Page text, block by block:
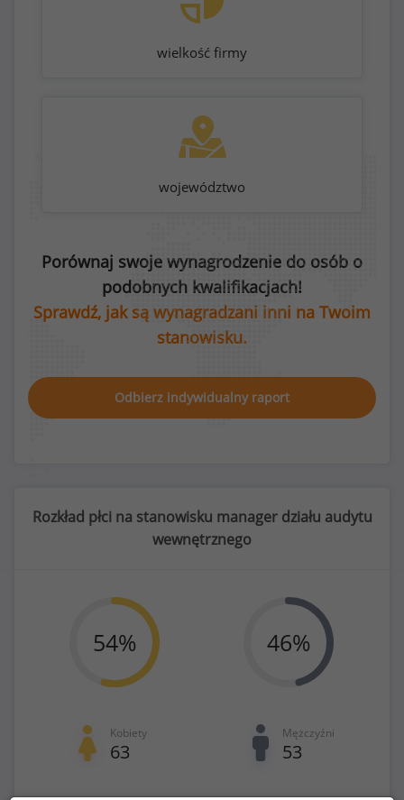
wielkość firmy
województwo
Porównaj swoje wynagrodzenie do osób o
podobnych kwalifikacjach!
Sprawdź, jak są wynagradzani inni na Twoim
stanowisku.
Odbierz indywidualny raport
Rozkład płci na stanowisku manager działu audytu
wewnętrznego
54%
Kobiety
63
46%
Mężczyźni
53